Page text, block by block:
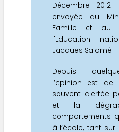
Décembre 2012
envoyée au
Famille et au
l'Education
Jacques Salomé
Depuis
l’opinion est
souvent alertée
et la
comportements
à l’école, tant sur